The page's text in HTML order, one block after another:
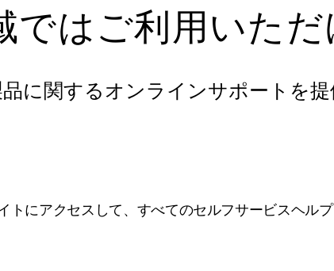
ではご利用いた
に関するオンラインサポートを提
にアクセスして、すべてのセルフサービスヘル